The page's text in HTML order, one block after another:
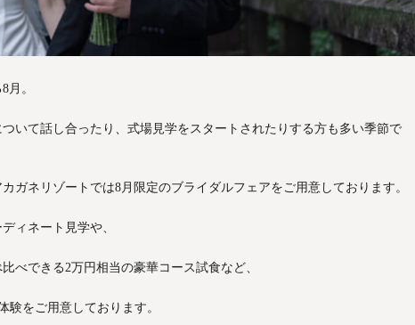
月。
いて話し合ったり、式場見学をスタートされたりする方も多い季節で
ガネリゾートでは8月限定のブライダルフェアをご用意しております。
ィネート見学や、
べできる2万円相当の豪華コース試食など、
験をご用意しております。